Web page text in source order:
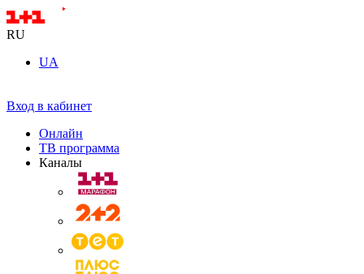
RU
UA
Вход в кабинет
Онлайн
ТВ программа
Каналы